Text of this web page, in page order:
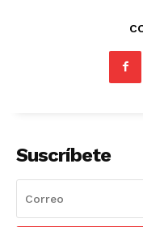
Suscríbete